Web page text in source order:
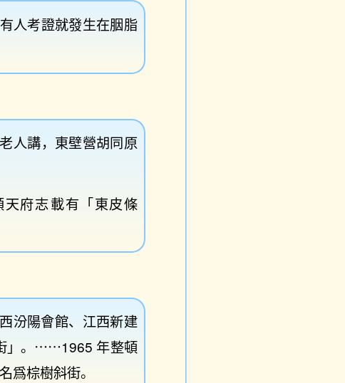
人考證就發生在胭脂
人講，東壁營胡同原
天府志載有「東皮條
汾陽會館、江西新建
」。⋯⋯1965 年整頓
爲棕樹斜街。